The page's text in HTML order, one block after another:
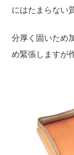
聖句プレート
ブログ
送料について
にはたまらない
分厚く固いため
め緊張しますが